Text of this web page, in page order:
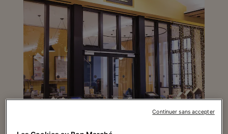
Continuer sans accepter